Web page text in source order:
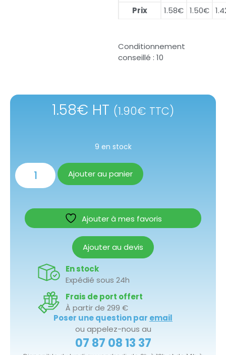
Prix 1.58€ 1.50€
Conditionnement
conseillé : 10
1.58€ HT (1.90€ TTC)
9 en stock
Ajouter au panier
Ajouter à mes favoris
Ajouter au devis
En stock
Expédié sous 24h
Frais de port offert
À partir de 299 €
Poser une question par email
ou appelez-nous au
07 87 08 13 37